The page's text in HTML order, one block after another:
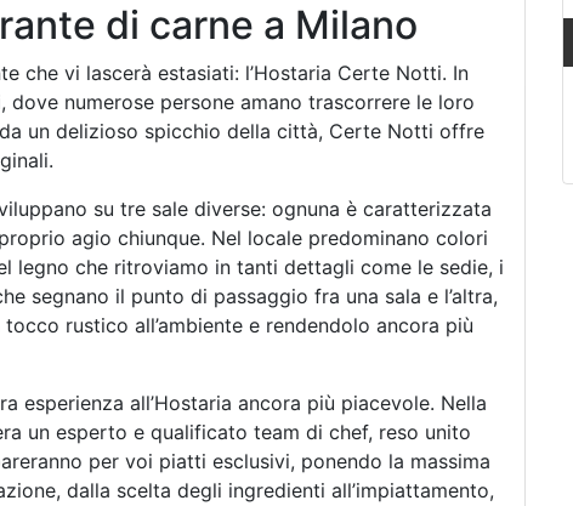
di carne a Milano
che vi lascerà estasiati: l’Hostaria Certe Notti. In
numerose persone amano trascorrere le loro
un delizioso spicchio della città, Certe Notti offre
su tre sale diverse: ognuna è caratterizzata
agio chiunque. Nel locale predominano colori
legno che ritroviamo in tanti dettagli come le sedie, i
segnano il punto di passaggio fra una sala e l’altra,
rustico all’ambiente e rendendolo ancora più
esperienza all’Hostaria ancora più piacevole. Nella
un esperto e qualificato team di chef, reso unito
per voi piatti esclusivi, ponendo la massima
dalla scelta degli ingredienti all’impiattamento,